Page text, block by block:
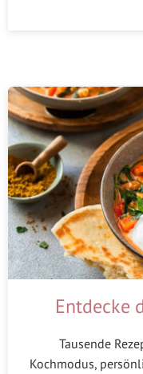
Entdecke
Tausende
Kochmodus,